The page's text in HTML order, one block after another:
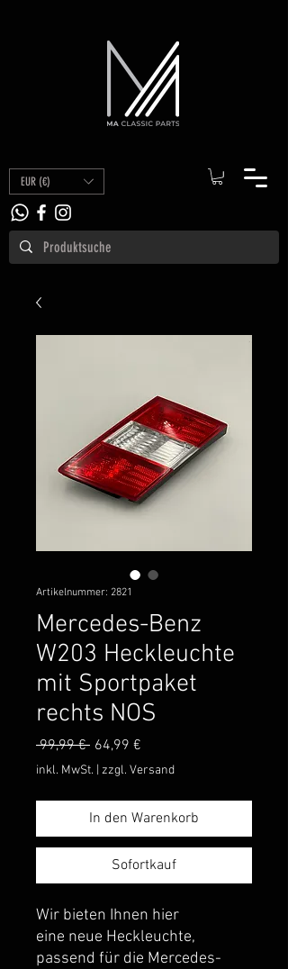
EUR (€)
Artikelnummer: 2821
Mercedes-Benz
W203 Heckleuchte
mit Sportpaket
rechts NOS
99,99 € Standardpreis
64,99 €
inkl. MwSt. zzgl. Versand
In den Warenkorb
Sofortkauf
Wir bieten Ihnen hier
eine neue Heckleuchte,
passend für die Mercedes-